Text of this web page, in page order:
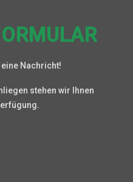
Nachricht!
stehen wir Ihnen